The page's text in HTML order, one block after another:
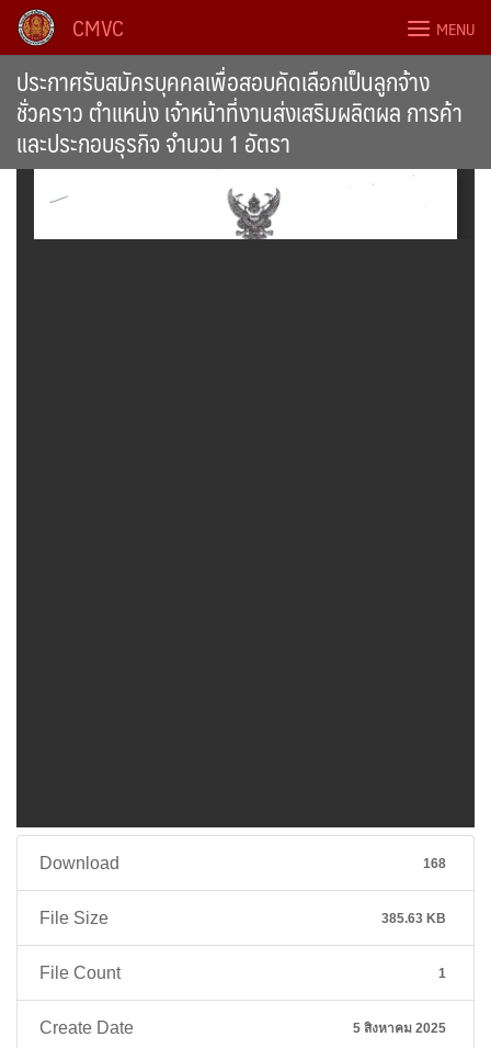
Skip
content
CMVC MENU
ประกาศรับสมัครบุคคลเพื่อสอบคัดเลือกเป็นลูกจ้าง
ชั่วคราว ตำแหน่ง เจ้าหน้าที่งานส่งเสริมผลิตผล การค้า
และประกอบธุรกิจ จำนวน 1 อัตรา
Download 168
File Size 385.63 KB
File Count 1
Create Date 5 สิงหาคม 2025